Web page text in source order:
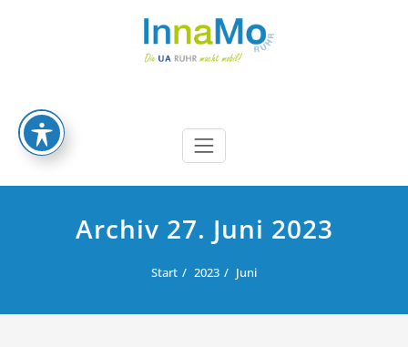
InnaMoRuhr
Die UA Ruhr macht mobil
Archiv 27. Juni 2023
Start 2023 Juni